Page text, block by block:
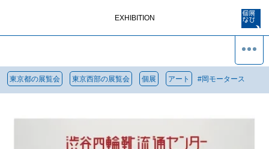
EXHIBITION
東京都の展覧会 東京西部の展覧会 個展 アート #岡モータース